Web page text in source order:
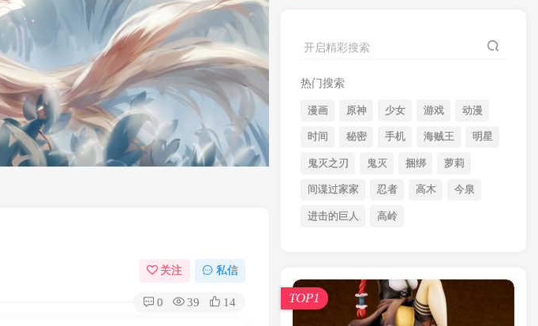
关注 私信
0 39 14
开启精彩搜索
热门搜索
漫画 原神 少女 游戏 动漫
时间 秘密 手机 海贼王 明星
鬼灭之刃 鬼灭 捆绑 萝莉
间谍过家家 忍者 高木 今泉
进击的巨人 高岭
TOP1
闹钟虐我千百遍，我待被窝如初恋。
时间 秘密 手机 海贼王
鬼灭 捆绑 萝莉